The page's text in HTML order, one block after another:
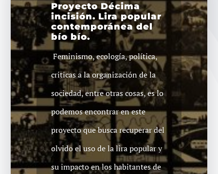
Proyecto Décima
incisión. Lira popular
contemporánea del
bío bío.
Feminismo, ecología, política,
criticas a la organización de la
sociedad, entre otras cosas, es lo
podemos encontrar en este
proyecto que busca recuperar del
olvido el uso de la lira popular y
su impacto en los habitantes de